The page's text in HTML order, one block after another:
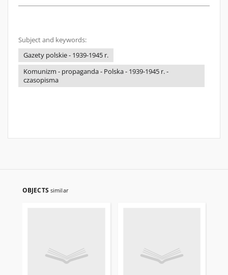
Subject and keywords:
Gazety polskie - 1939-1945 r.
Komunizm - propaganda - Polska - 1939-1945 r. -
czasopisma
OBJECTS similar